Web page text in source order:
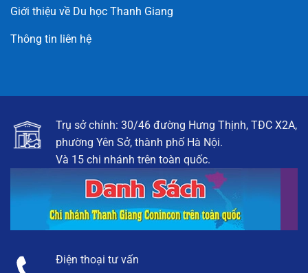
Giới thiệu về Du học Thanh Giang
Thông tin liên hệ
Trụ sở chính: 30/46 đường Hưng Thịnh, TĐC X2A,
phường Yên Sở, thành phố Hà Nội.
Và 15 chi nhánh trên toàn quốc.
Điện thoại tư vấn